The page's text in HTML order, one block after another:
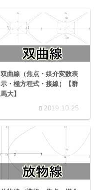
双曲線（焦点・媒介変数表
示・極方程式・接線）【群
馬大】
2019.10.25